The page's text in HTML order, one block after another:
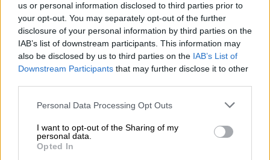
us or personal information disclosed to third parties prior to
your opt-out. You may separately opt-out of the further
disclosure of your personal information by third parties on the
IAB’s list of downstream participants. This information may
also be disclosed by us to third parties on the IAB’s List of
Downstream Participants that may further disclose it to other
Please note that this website/app uses one or more Google
not limited to your visit or usage behaviour. You may click to
grant or deny consent to Google and its third-party tags to
use your data for below specified purposes in below Google
Personal Data Processing Opt Outs
I want to opt-out of the Sharing of my
personal data.
Opted In
Η 32χρονη διαγωνίζεται στην κατηγορία Β'
Γυναικείου Ρόλου, ενσαρκώνοντας την Τέρι,
σύντροφο του Ντόνι, η οποία έρχεται
αντιμέτωπη με τη σκοτεινή απειλή της
stalker.